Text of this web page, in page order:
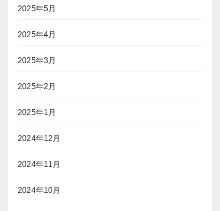
2025年5月
2025年4月
2025年3月
2025年2月
2025年1月
2024年12月
2024年11月
2024年10月